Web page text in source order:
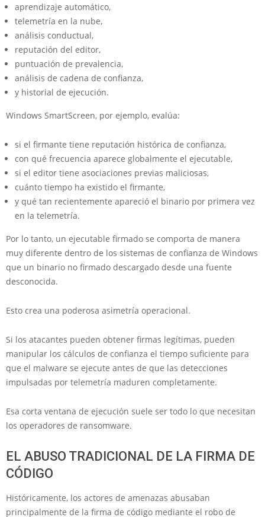
aprendizaje automático,
telemetría en la nube,
análisis conductual,
reputación del editor,
puntuación de prevalencia,
análisis de cadena de confianza,
y historial de ejecución.
Windows SmartScreen, por ejemplo, evalúa:
si el firmante tiene reputación histórica de confianza,
con qué frecuencia aparece globalmente el ejecutable,
si el editor tiene asociaciones previas maliciosas,
cuánto tiempo ha existido el firmante,
y qué tan recientemente apareció el binario por primera vez
en la telemetría.
Por lo tanto, un ejecutable firmado se comporta de manera
muy diferente dentro de los sistemas de confianza de Windows
que un binario no firmado descargado desde una fuente
desconocida.
Esto crea una poderosa asimetría operacional.
Si los atacantes pueden obtener firmas legítimas, pueden
manipular los cálculos de confianza el tiempo suficiente para
que el malware se ejecute antes de que las detecciones
impulsadas por telemetría maduren completamente.
Esa corta ventana de ejecución suele ser todo lo que necesitan
los operadores de ransomware.
EL ABUSO TRADICIONAL DE LA FIRMA DE
CÓDIGO
Históricamente, los actores de amenazas abusaban
principalmente de la firma de código mediante el robo de